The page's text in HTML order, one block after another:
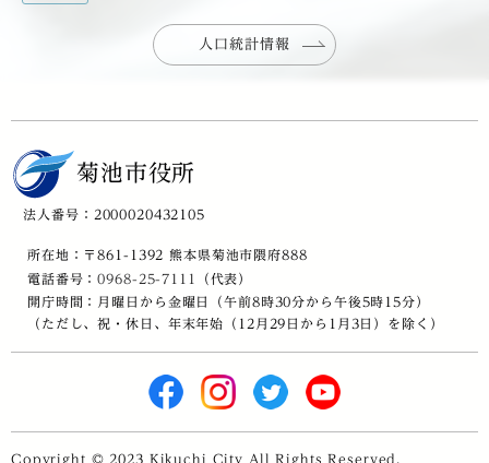
人口統計情報
菊池市役所
法人番号：2000020432105
所在地：〒861-1392 熊本県菊池市隈府888
電話番号：0968-25-7111
（代表）
開庁時間：月曜日から金曜日（午前8時30分から午後5時15分）
（ただし、祝・休日、年末年始（12月29日から1月3日）を除く）
Copyright © 2023 Kikuchi City All Rights Reserved.